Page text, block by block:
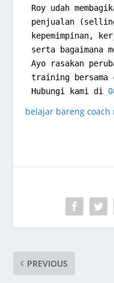
Roy udah
penjualan
kepemimpinan,
Ayo rasakan
training bersama
Hubungi kami di
belajar bareng coach
PREVIOUS